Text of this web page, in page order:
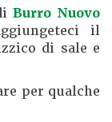
Burro Nuovo
il
di sale e
per qualche